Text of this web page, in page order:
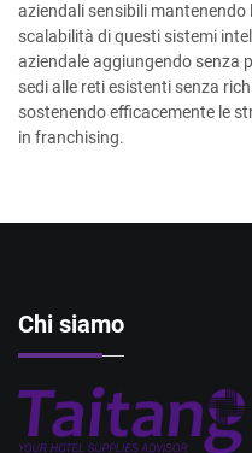
aziendali sensibili
scalabilità di questi sistemi
aziendale aggiungendo senza
sedi alle reti esistenti senza
sostenendo efficacemente le
in franchising.
Chi siamo